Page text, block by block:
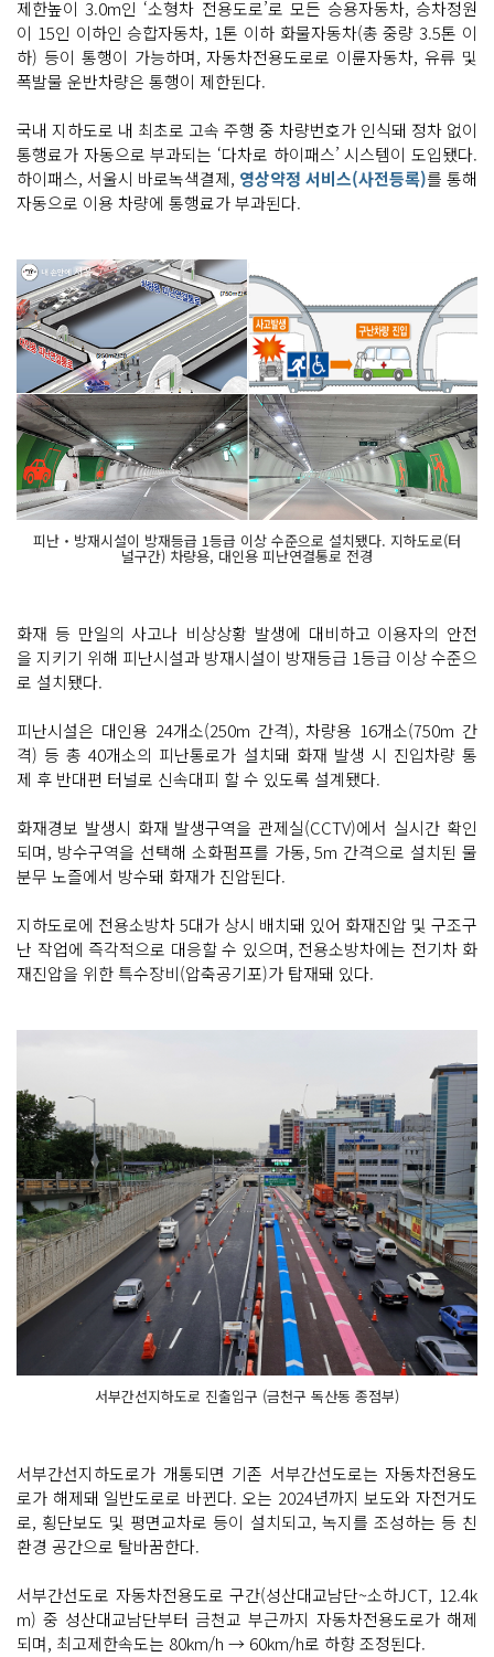
제한높이 3.0m인 ‘소형차 전용도로’로 모든 승용자동차, 승차정원
이 15인 이하인 승합자동차, 1톤 이하 화물자동차(총 중량 3.5톤 이
하) 등이 통행이 가능하며, 자동차전용도로로 이륜자동차, 유류 및
폭발물 운반차량은 통행이 제한된다.
국내 지하도로 내 최초로 고속 주행 중 차량번호가 인식돼 정차 없이
통행료가 자동으로 부과되는 ‘다차로 하이패스’ 시스템이 도입됐다.
하이패스, 서울시 바로녹색결제, 영상약정 서비스(사전등록)를 통해
자동으로 이용 차량에 통행료가 부과된다.
피난‧방재시설이 방재등급 1등급 이상 수준으로 설치됐다. 지하도로(터
널구간) 차량용, 대인용 피난연결통로 전경
화재 등 만일의 사고나 비상상황 발생에 대비하고 이용자의 안전
을 지키기 위해 피난시설과 방재시설이 방재등급 1등급 이상 수준으
로 설치됐다.
피난시설은 대인용 24개소(250m 간격), 차량용 16개소(750m 간
격) 등 총 40개소의 피난통로가 설치돼 화재 발생 시 진입차량 통
제 후 반대편 터널로 신속대피 할 수 있도록 설계됐다.
화재경보 발생시 화재 발생구역을 관제실(CCTV)에서 실시간 확인
되며, 방수구역을 선택해 소화펌프를 가동, 5m 간격으로 설치된 물
분무 노즐에서 방수돼 화재가 진압된다.
지하도로에 전용소방차 5대가 상시 배치돼 있어 화재진압 및 구조구
난 작업에 즉각적으로 대응할 수 있으며, 전용소방차에는 전기차 화
재진압을 위한 특수장비(압축공기포)가 탑재돼 있다.
서부간선지하도로 진출입구 (금천구 독산동 종점부)
서부간선지하도로가 개통되면 기존 서부간선도로는 자동차전용도
로가 해제돼 일반도로로 바뀐다. 오는 2024년까지 보도와 자전거도
로, 횡단보도 및 평면교차로 등이 설치되고, 녹지를 조성하는 등 친
환경 공간으로 탈바꿈한다.
서부간선도로 자동차전용도로 구간(성산대교남단~소하JCT, 12.4k
m) 중 성산대교남단부터 금천교 부근까지 자동차전용도로가 해제
되며, 최고제한속도는 80km/h → 60km/h로 하향 조정된다.